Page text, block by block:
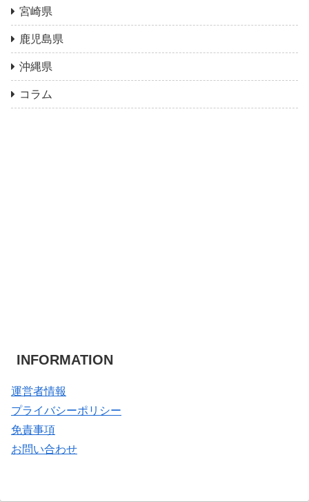
宮崎県
鹿児島県
沖縄県
コラム
INFORMATION
運営者情報
プライバシーポリシー
免責事項
お問い合わせ